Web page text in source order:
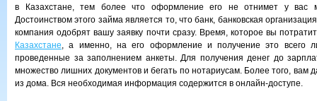
в Казахстане, тем более что оформление его не отнимет у вас
Достоинством этого займа является то, что банк, банковская
компания одобрят вашу заявку почти сразу.Время, которое вы
Казахстане, а именно, на его оформление и получение это всего
проведенные за заполнением анкеты. Для получения денег до
множество лишних документов и бегать по нотариусам. Более того, вам
из дома. Вся необходимая информация содержится в онлайн-доступе.